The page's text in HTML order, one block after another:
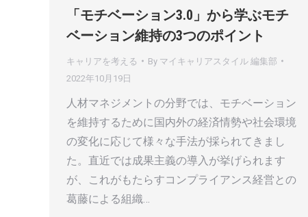
「モチベーション3.0」から学ぶモチ
ベーション維持の3つのポイント
キャリアを考える By マイキャリアスタイル 編集部
2022年10月19日
人材マネジメントの分野では、モチベーション
を維持するために国内外の経済情勢や社会環境
の変化に応じて様々な手法が採られてきまし
た。直近では成果主義の導入が挙げられます
が、これがもたらすコンプライアンス経営との
葛藤による組織…